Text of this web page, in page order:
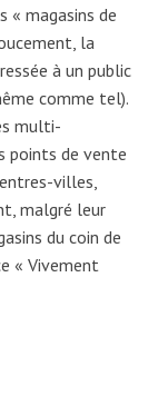
« magasins de
la
à un public
comme tel).
multi-
points de vente
villes,
malgré leur
du coin de
« Vivement